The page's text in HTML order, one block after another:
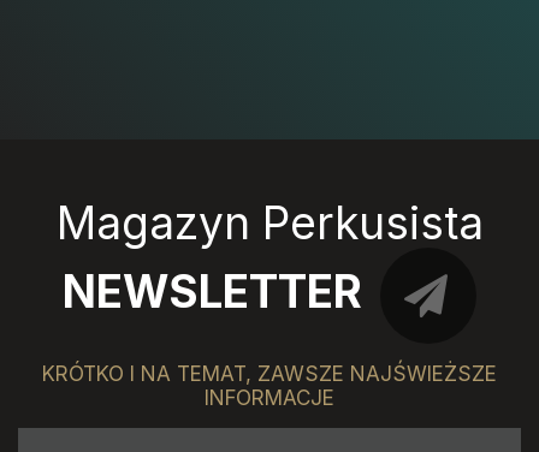
Magazyn Perkusista
NEWSLETTER
KRÓTKO I NA TEMAT, ZAWSZE NAJŚWIEŻSZE
INFORMACJE